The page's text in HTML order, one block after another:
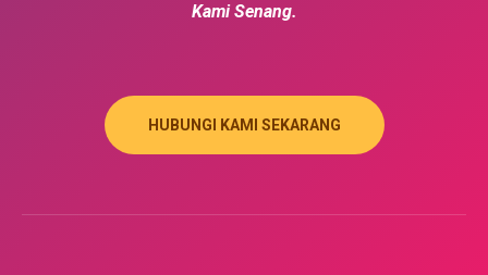
Kami Senang.
HUBUNGI KAMI SEKARANG